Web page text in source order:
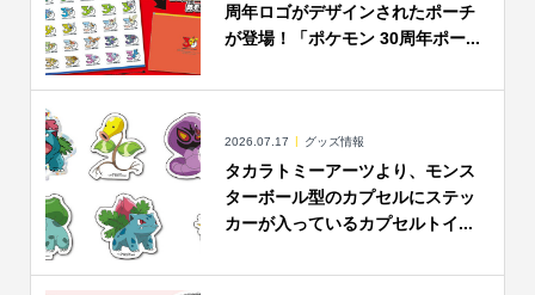
周年ロゴがデザインされたポーチ
が登場！「ポケモン 30周年ポー...
2026.07.17 グッズ情報
タカラトミーアーツより、モンス
ターボール型のカプセルにステッ
カーが入っているカプセルトイ...